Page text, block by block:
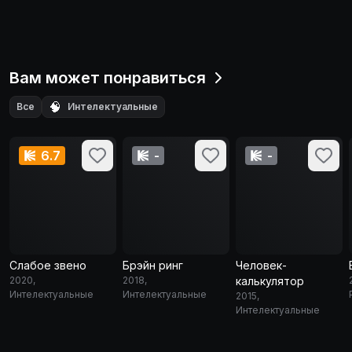
Вам может понравиться
Все 🧠 Интелектуальные
6.7
Слабое звено
2020,
Интелектуальные
-
Брэйн ринг
2018,
Интелектуальные
-
Человек-
калькулятор
2015,
Интелектуальные